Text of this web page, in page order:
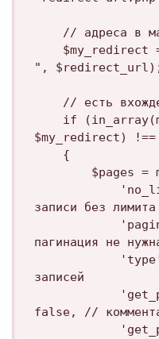
",
$my_redirect)
записи без лимита
пагинация не
записей
false, //